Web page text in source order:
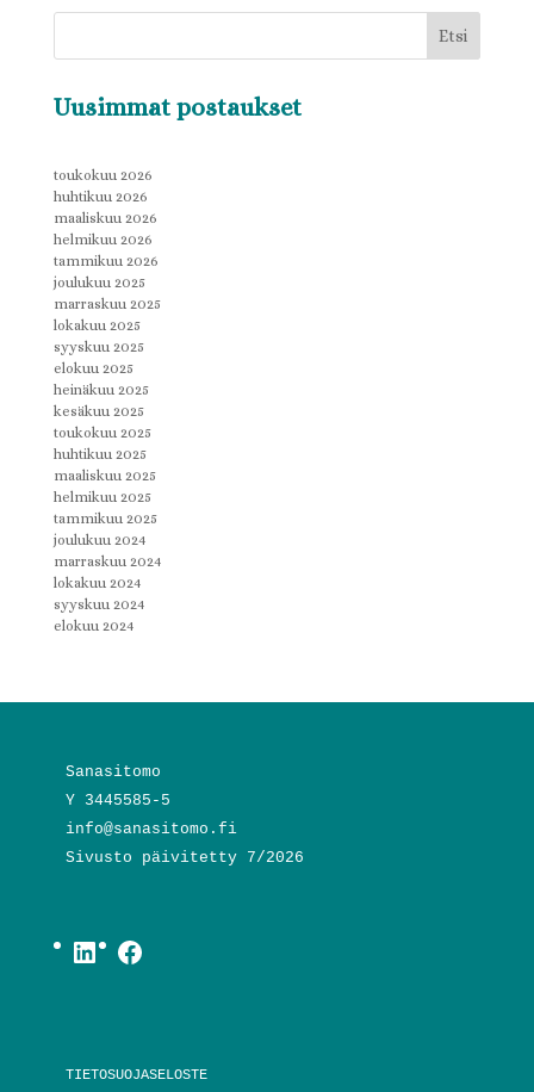
Etsi
Uusimmat postaukset
toukokuu 2026
huhtikuu 2026
maaliskuu 2026
helmikuu 2026
tammikuu 2026
joulukuu 2025
marraskuu 2025
lokakuu 2025
syyskuu 2025
elokuu 2025
heinäkuu 2025
kesäkuu 2025
toukokuu 2025
huhtikuu 2025
maaliskuu 2025
helmikuu 2025
tammikuu 2025
joulukuu 2024
marraskuu 2024
lokakuu 2024
syyskuu 2024
elokuu 2024
Sanasitomo
Y 3445585-5
info@sanasitomo.fi
Sivusto päivitetty 7/2026
LinkedIn
Facebook
TIETOSUOJASELOSTE